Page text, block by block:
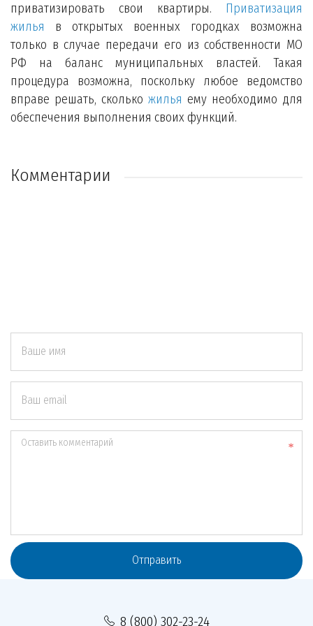
приватизировать свои квартиры. Приватизация
жилья в открытых военных городках возможна
только в случае передачи его из собственности МО
РФ на баланс муниципальных властей. Такая
процедура возможна, поскольку любое ведомство
вправе решать, сколько жилья ему необходимо для
обеспечения выполнения своих функций.
Комментарии
Ваше имя
Ваш email
Оставить комментарий
Отправить
8 (800) 302-23-24